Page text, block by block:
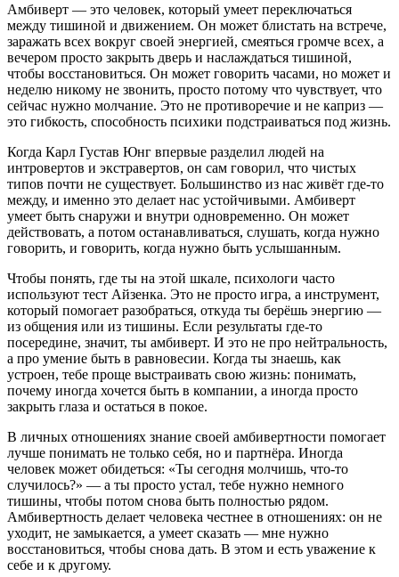
Амбиверт — это человек, который умеет переключаться
между тишиной и движением. Он может блистать на встрече,
заражать всех вокруг своей энергией, смеяться громче всех, а
вечером просто закрыть дверь и наслаждаться тишиной,
чтобы восстановиться. Он может говорить часами, но может и
неделю никому не звонить, просто потому что чувствует, что
сейчас нужно молчание. Это не противоречие и не каприз —
это гибкость, способность психики подстраиваться под жизнь.
Когда Карл Густав Юнг впервые разделил людей на
интровертов и экстравертов, он сам говорил, что чистых
типов почти не существует. Большинство из нас живёт где-то
между, и именно это делает нас устойчивыми. Амбиверт
умеет быть снаружи и внутри одновременно. Он может
действовать, а потом останавливаться, слушать, когда нужно
говорить, и говорить, когда нужно быть услышанным.
Чтобы понять, где ты на этой шкале, психологи часто
используют тест Айзенка. Это не просто игра, а инструмент,
который помогает разобраться, откуда ты берёшь энергию —
из общения или из тишины. Если результаты где-то
посередине, значит, ты амбиверт. И это не про нейтральность,
а про умение быть в равновесии. Когда ты знаешь, как
устроен, тебе проще выстраивать свою жизнь: понимать,
почему иногда хочется быть в компании, а иногда просто
закрыть глаза и остаться в покое.
В личных отношениях знание своей амбивертности помогает
лучше понимать не только себя, но и партнёра. Иногда
человек может обидеться: «Ты сегодня молчишь, что-то
случилось?» — а ты просто устал, тебе нужно немного
тишины, чтобы потом снова быть полностью рядом.
Амбивертность делает человека честнее в отношениях: он не
уходит, не замыкается, а умеет сказать — мне нужно
восстановиться, чтобы снова дать. В этом и есть уважение к
себе и к другому.